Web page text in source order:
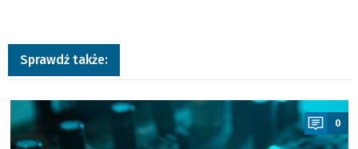
Sprawdź także:
a
0